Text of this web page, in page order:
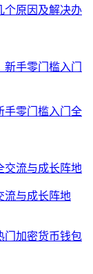
个原因及解决办
手零门槛入门全
流与成长阵地